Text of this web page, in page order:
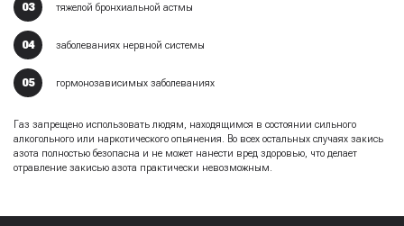
тяжелой бронхиальной астмы
заболеваниях нервной системы
гормонозависимых заболеваниях
Газ запрещено использовать людям, находящимся в состоянии сильного
алкогольного или наркотического опьянения. Во всех остальных случаях закись
азота полностью безопасна и не может нанести вред здоровью, что делает
отравление закисью азота практически невозможным.